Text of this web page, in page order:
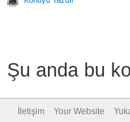
Şu anda bu
İletişim Your Website